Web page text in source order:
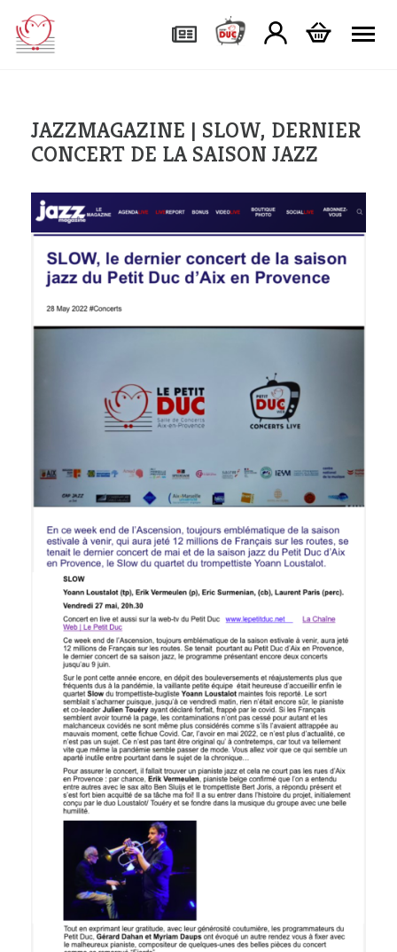
JAZZMAGAZINE | SLOW, DERNIER
CONCERT DE LA SAISON JAZZ